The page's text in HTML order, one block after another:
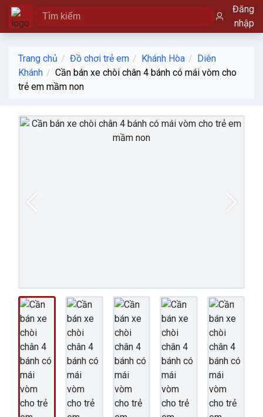
Đăng
nhập
Trang chủ Đồ chơi trẻ em Khánh Hòa
Diên
Khánh
Cần bán xe chòi chân 4 bánh có mái vòm cho
trẻ em mầm non